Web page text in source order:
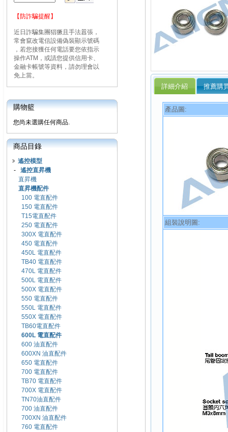
【防詐騙提醒】
近日詐騙集團猖獗且手法囂張，
常會竄改電信設備偽裝顯示號碼
，若您接獲任何電話要您依指示
操作ATM，或請您提供信用卡、
金融卡帳號等資料，請勿理會以
免上當。
購物籃
您尚未選購任何商品.
商品目錄
遙控模型
- 遙控直昇機
直昇機
直昇機配件
100 電直配件
150 電直配件
T15電直配件
250 電直配件
300X 電直配件
450 電直配件
450L 電直配件
TB40 電直配件
470L 電直配件
500L 電直配件
500X 電直配件
550 電直配件
550L 電直配件
550X 電直配件
TB60電直配件
600L 電直配件
600 油直配件
600XN 油直配件
650 電直配件
700 電直配件
TB70 電直配件
700X 電直配件
TN70油直配件
700 油直配件
700XN 油直配件
760 電直配件
詳細介紹 推薦購
產品圖:
組裝說明圖: